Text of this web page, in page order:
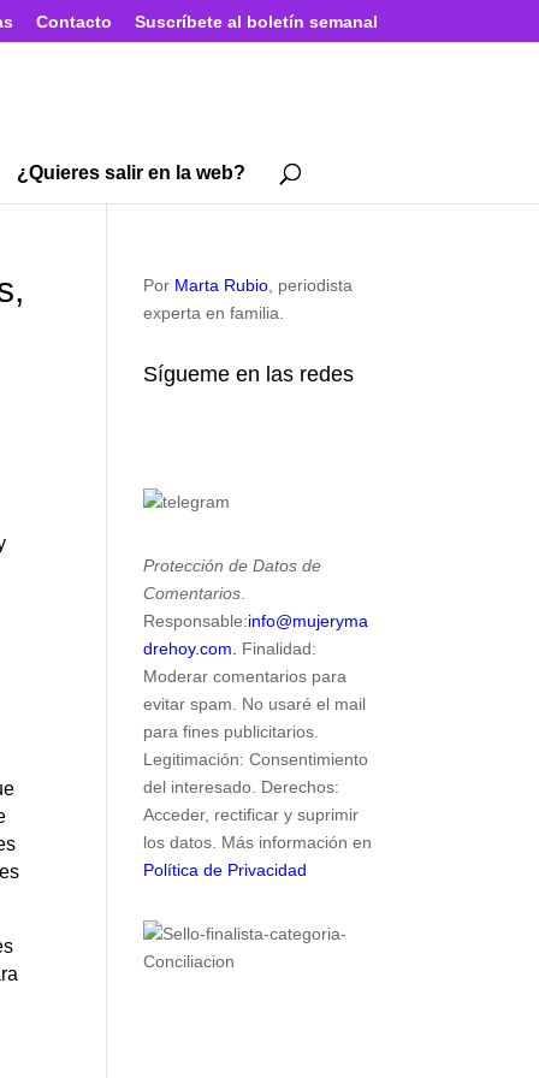
Contacto Suscríbete al boletín semanal
¿Quieres salir en la web?
Por Marta Rubio , periodista
experta en familia.
Sígueme en las redes
Protección de Datos de
Comentarios
Responsable:info@mujeryma
drehoy.com.
Finalidad:
Moderar comentarios para
evitar spam. No usaré el mail
para fines publicitarios.
Legitimación: Consentimiento
del interesado. Derechos:
Acceder, rectificar y suprimir
los datos. Más información en
Política de Privacidad